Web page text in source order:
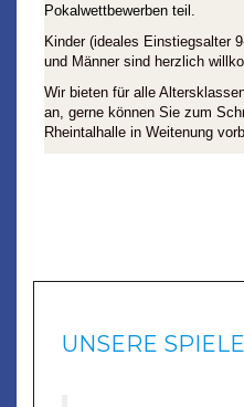
Pokalwettbewerben teil.
Kinder (ideales Einstiegsalter
und Männer sind herzlich
Wir bieten für alle
an, gerne können Sie zum
Rheintalhalle in Weitenung
UNSERE